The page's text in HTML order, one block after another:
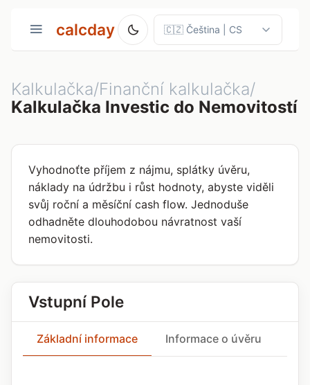
calcday
Kalkulačka/Finanční kalkulačka/
Kalkulačka Investic do Nemovitostí
Vyhodnoťte příjem z nájmu, splátky úvěru,
náklady na údržbu i růst hodnoty, abyste viděli
svůj roční a měsíční cash flow. Jednoduše
odhadněte dlouhodobou návratnost vaší
nemovitosti.
Vstupní Pole
Základní informace Informace o úvěru